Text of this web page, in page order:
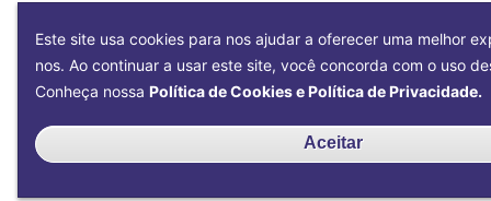
Este site usa cookies para nos ajudar a oferecer uma melhor
nos. Ao continuar a usar este site, você concorda com o uso
Conheça nossa Política de Cookies e Política de Privacidade.
Aceitar